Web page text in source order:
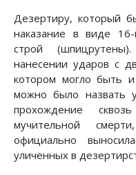
Дезертиру, который
наказание в виде 16-
строй
нанесении ударов с
котором могло быть
можно было назвать
прохождение
мучительной
официально
уличенных в